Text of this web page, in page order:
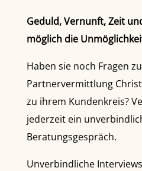
Geduld, Vernunft, Zeit
möglich die
Haben sie noch Fragen
Partnervermittlung
zu ihrem Kundenkreis?
jederzeit ein
Beratungsgespräch.
Unverbindliche